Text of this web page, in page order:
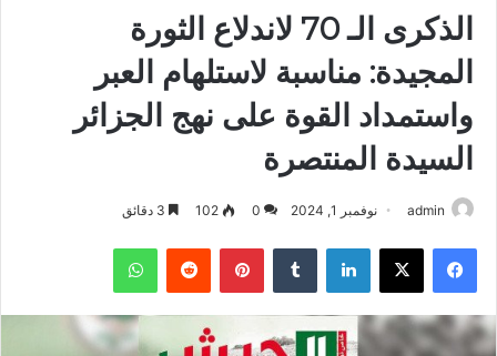
الذكرى الـ 70 لاندلاع الثورة
المجيدة: مناسبة لاستلهام العبر
واستمداد القوة على نهج الجزائر
السيدة المنتصرة
admin نوفمبر 1, 2024 0
102
فيسبوك لينكدإن بينتيريست